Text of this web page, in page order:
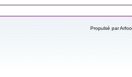
Propulsé par